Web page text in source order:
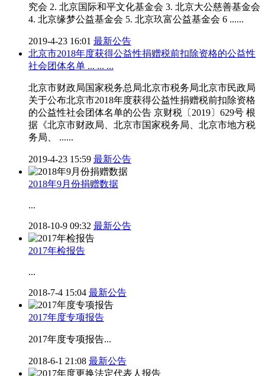
究会 2. 北京国际和平文化基金会 3. 北京大公慈善基金会
4. 北京缘梦公益基金会 5. 北京玖富公益基金会 6 ......
2019-4-23 16:01 最新公告
北京市2018年度获得公益性捐赠税前扣除资格的公益性
社会团体名单 ... ... ...
北京市财政局国家税务总局北京市税务局北京市民政局
关于公布北京市2018年度获得公益性捐赠税前扣除资格
的公益性社会团体名单的公告 京财税〔2019〕629号 根
据《北京市财政局、北京市国家税务局、北京市地方税
务局、 ......
2019-4-23 15:59 最新公告
2018年9月份捐赠数据
...
2018-10-9 09:32 最新公告
2017年检报告
...
2018-7-4 15:04 最新公告
2017年度专项报告
2017年度专项报告...
2018-6-1 21:08 最新公告